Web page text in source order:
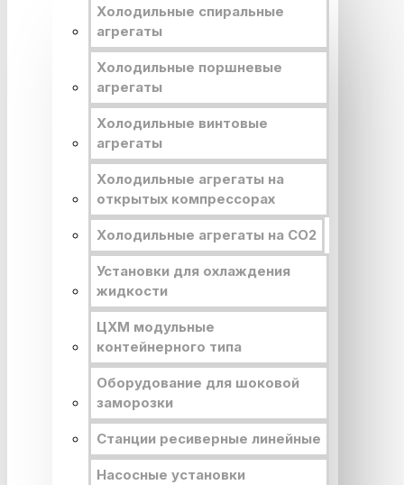
Холодильные спиральные
агрегаты
Холодильные поршневые
агрегаты
Холодильные винтовые
агрегаты
Холодильные агрегаты на
открытых компрессорах
Холодильные агрегаты на CO2
Установки для охлаждения
жидкости
ЦХМ модульные
контейнерного типа
Оборудование для шоковой
заморозки
Станции ресиверные линейные
Насосные установки